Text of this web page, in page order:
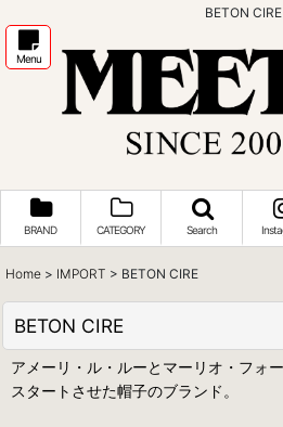
BETON CIRE
Menu
BRAND CATEGORY Search
Home > IMPORT > BETON CIRE
BETON CIRE
アメーリ・ル・ルーとマーリオ・フォ
スタートさせた帽子のブランド。